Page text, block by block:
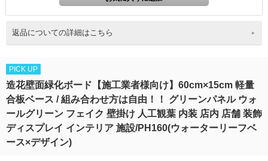
返品についての詳細はこちら
PICK UP
造花壁面緑化ボード【施工業者様向け】60cm×15cm 軽量
合板ベース / 組み合わせ方は自由！！ グリーンパネル ウォ
ールグリーン フェイク 壁掛け 人工観葉 内装 店内 店舗 装飾
ディスプレイ インテリア 施設/PH160(ウォーターリーフベ
ース×デザイン)